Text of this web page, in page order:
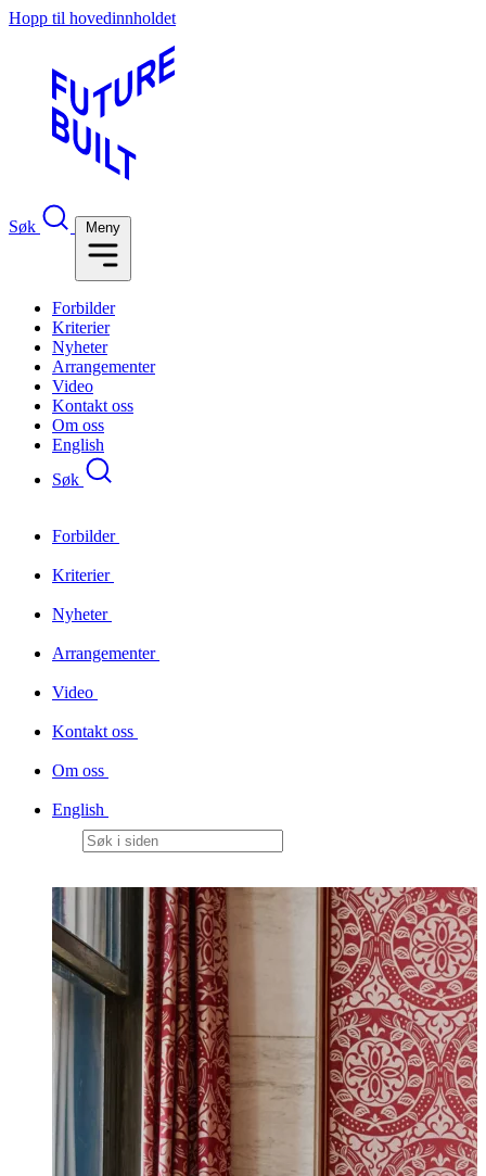
Hopp til hovedinnholdet
Søk Meny
Forbilder
Kriterier
Nyheter
Arrangementer
Video
Kontakt oss
Om oss
English
Søk
Forbilder
Kriterier
Nyheter
Arrangementer
Video
Kontakt oss
Om oss
English